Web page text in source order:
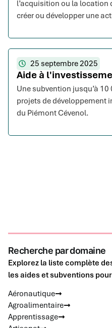
l’acquisition ou la location
créer ou développer une
25 septembre 2025
Aide à
Une subvention jusqu’à
projets de développement
du Piémont Cévenol.
Recherche par domaine
Explorez la liste complète
les aides et subventions
Aéronautique
Agroalimentaire
Apprentissage